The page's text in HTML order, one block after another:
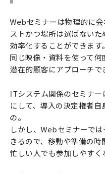
Webセミナーは物理的に
ストかつ場所は選ばない
効率化することができます。
同じ映像・資料を使って
潜在的顧客にアプローチで
ITシステム関係のセミナ
にして、導入の決定権者
の。
しかし、Webセミナーで
きるので、移動や準備の時
忙しい人でも参加しやすく